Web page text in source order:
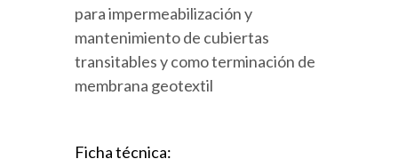
para impermeabilización y
mantenimiento de cubiertas
transitables y como terminación de
membrana geotextil
Ficha técnica: